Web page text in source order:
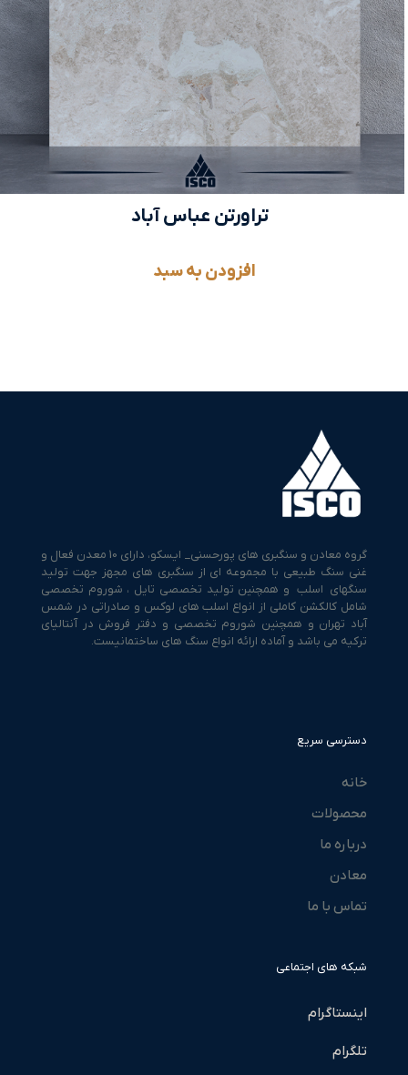
تراورتن عباس آباد
افزودن به سبد
گروه معادن و سنگبری های پورحسنی_ ایسکو، دارای 10 معدن فعال و
غنی سنگ طبیعی با مجموعه ای از سنگبری های مجهز جهت تولید
سنگهای اسلب و همچنین تولید تخصصی تایل ، شوروم تخصصی
شامل کالکشن کاملی از انواع اسلب های لوکس و صادراتی در شمس
آباد تهران و همچنین شوروم تخصصی و دفتر فروش در آنتالیای
ترکیه می باشد و آماده ارائه انواع سنگ های ساختمانیست.
دسترسی سریع
خانه
محصولات
درباره ما
معادن
تماس با ما
شبکه های اجتماعی
اینستاگرام
تلگرام